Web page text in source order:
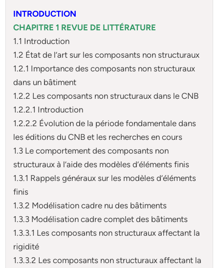
INTRODUCTION
CHAPITRE 1 REVUE DE LITTÉRATURE
1.1 Introduction
1.2 État de l’art sur les composants non structuraux
1.2.1 Importance des composants non structuraux
dans un bâtiment
1.2.2 Les composants non structuraux dans le CNB
1.2.2.1 Introduction
1.2.2.2 Évolution de la période fondamentale dans
les éditions du CNB et les recherches en cours
1.3 Le comportement des composants non
structuraux à l’aide des modèles d’éléments finis
1.3.1 Rappels généraux sur les modèles d’éléments
finis
1.3.2 Modélisation cadre nu des bâtiments
1.3.3 Modélisation cadre complet des bâtiments
1.3.3.1 Les composants non structuraux affectant la
rigidité
1.3.3.2 Les composants non structuraux affectant la